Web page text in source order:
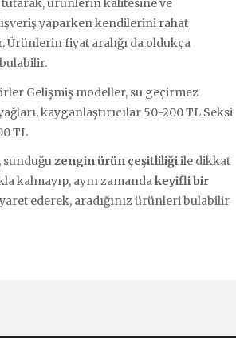
ürünlerin kalitesine ve
yaparken kendilerini rahat
fiyat aralığı da oldukça
Gelişmiş modeller, su geçirmez
kayganlaştırıcılar 50-200 TL Seksi
TL
sunduğuzengin ürün çeşitliliğiile dikkat
kalmayıp, aynı zamandakeyifli bir
ederek, aradığınız ürünleri bulabilir